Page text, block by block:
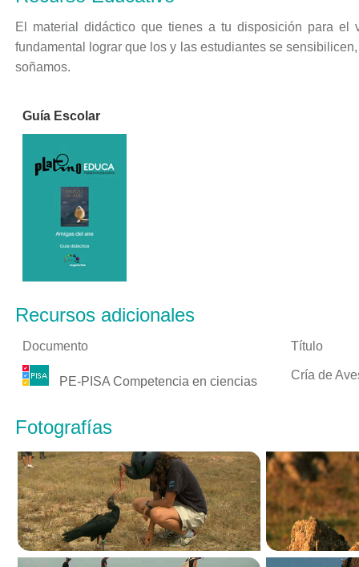
El material didáctico que tienes a tu disposición para
fundamental lograr que los y las estudiantes se
soñamos.
Guía Escolar
Recursos adicionales
Documento Título
PE-PISA Competencia en ciencias Cría de
Fotografías